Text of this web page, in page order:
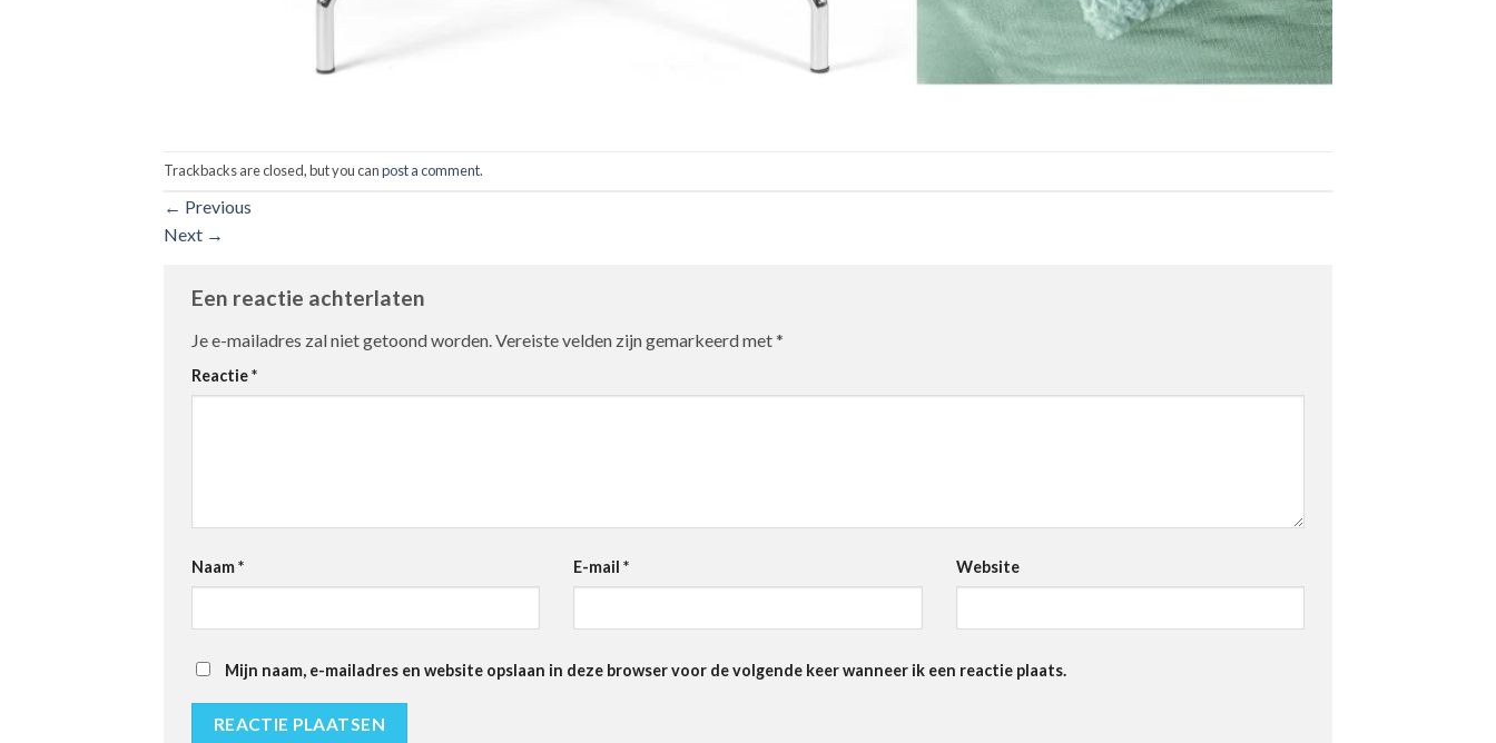
Trackbacks are closed, but you canpost a comment.
← Previous
Next →
Een reactie achterlaten
Je e-mailadres zal niet getoond worden. Vereiste velden zijn gemarkeerd met*
Reactie*
Naam* E-mail* Website
Mijn naam, e-mailadres en website opslaan in deze browser voor de volgende keer wanneer ik een reactie plaats.